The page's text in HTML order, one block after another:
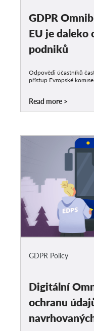
GDPR
EU je daleko
podniků
Odpovědi účastníků
přístup Evropské komise
Read more
GDPR Policy
Digitální
ochranu